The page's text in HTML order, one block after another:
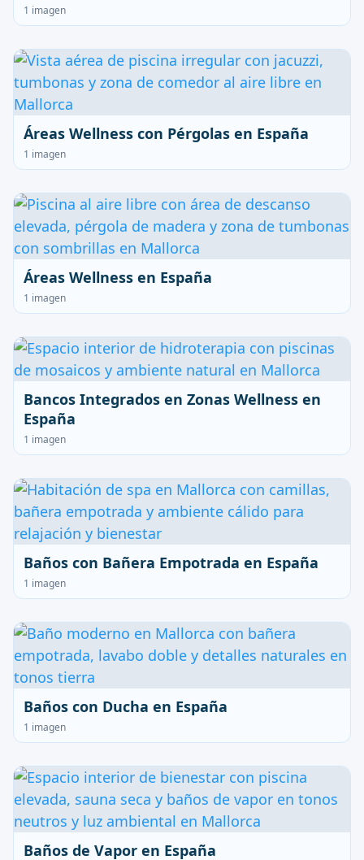
1 imagen
Áreas Wellness con Pérgolas en España
1 imagen
Áreas Wellness en España
1 imagen
Bancos Integrados en Zonas Wellness en
España
1 imagen
Baños con Bañera Empotrada en España
1 imagen
Baños con Ducha en España
1 imagen
Baños de Vapor en España